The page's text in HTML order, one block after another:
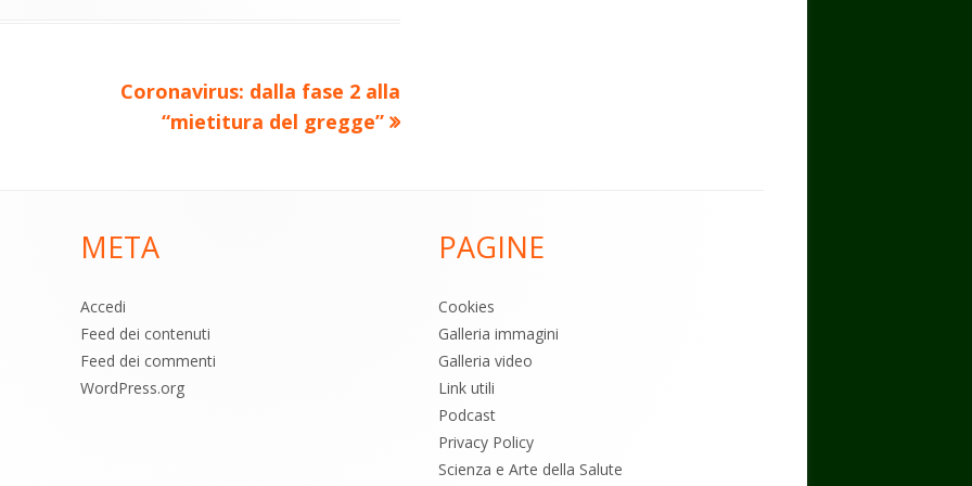
Nuovo
articolo:
Coronavirus: dalla fase 2 alla
“mietitura del gregge”
META
Accedi
Feed dei contenuti
Feed dei commenti
WordPress.org
PAGINE
Cookies
Galleria immagini
Galleria video
Link utili
Podcast
Privacy Policy
Scienza e Arte della Salute